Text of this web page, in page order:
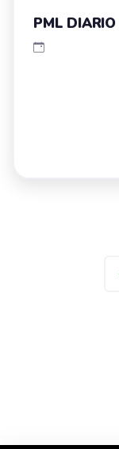
PML